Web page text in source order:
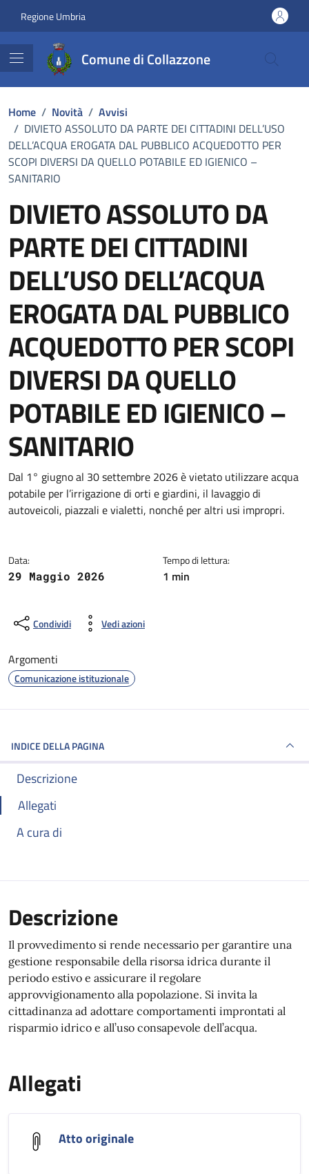
Regione Umbria
Comune di Collazzone
Home / Novità / Avvisi
/ DIVIETO ASSOLUTO DA PARTE DEI CITTADINI DELL’USO
DELL’ACQUA EROGATA DAL PUBBLICO ACQUEDOTTO PER
SCOPI DIVERSI DA QUELLO POTABILE ED IGIENICO –
SANITARIO
DIVIETO ASSOLUTO DA
PARTE DEI CITTADINI
DELL’USO DELL’ACQUA
EROGATA DAL PUBBLICO
ACQUEDOTTO PER SCOPI
DIVERSI DA QUELLO
POTABILE ED IGIENICO –
SANITARIO
Dettagli della notizia
Dal 1° giugno al 30 settembre 2026 è vietato utilizzare acqua
potabile per l’irrigazione di orti e giardini, il lavaggio di
autoveicoli, piazzali e vialetti, nonché per altri usi impropri.
Data:
29 Maggio 2026
Tempo di lettura:
1 min
Condividi Vedi azioni
Argomenti
Comunicazione istituzionale
INDICE DELLA PAGINA
Descrizione
Allegati
A cura di
Descrizione
Il provvedimento si rende necessario per garantire una
gestione responsabile della risorsa idrica durante il
periodo estivo e assicurare il regolare
approvvigionamento alla popolazione. Si invita la
cittadinanza ad adottare comportamenti improntati al
risparmio idrico e all’uso consapevole dell’acqua.
Allegati
Atto originale